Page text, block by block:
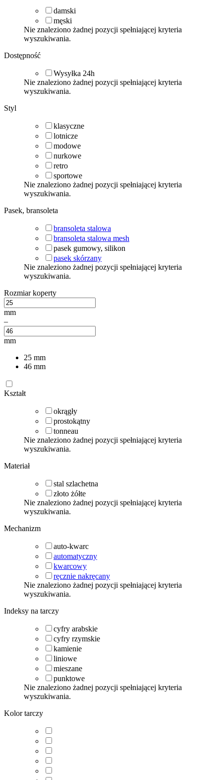
damski
męski
Nie znaleziono żadnej pozycji spełniającej kryteria
wyszukiwania.
Dostępność
Wysyłka 24h
Nie znaleziono żadnej pozycji spełniającej kryteria
wyszukiwania.
Styl
klasyczne
lotnicze
modowe
nurkowe
retro
sportowe
Nie znaleziono żadnej pozycji spełniającej kryteria
wyszukiwania.
Pasek, bransoleta
bransoleta stalowa
bransoleta stalowa mesh
pasek gumowy, silikon
pasek skórzany
Nie znaleziono żadnej pozycji spełniającej kryteria
wyszukiwania.
Rozmiar koperty
mm
–
mm
25 mm
46 mm
Kształt
okrągły
prostokątny
tonneau
Nie znaleziono żadnej pozycji spełniającej kryteria
wyszukiwania.
Materiał
stal szlachetna
złoto żółte
Nie znaleziono żadnej pozycji spełniającej kryteria
wyszukiwania.
Mechanizm
auto-kwarc
automatyczny
kwarcowy
ręcznie nakręcany
Nie znaleziono żadnej pozycji spełniającej kryteria
wyszukiwania.
Indeksy na tarczy
cyfry arabskie
cyfry rzymskie
kamienie
liniowe
mieszane
punktowe
Nie znaleziono żadnej pozycji spełniającej kryteria
wyszukiwania.
Kolor tarczy